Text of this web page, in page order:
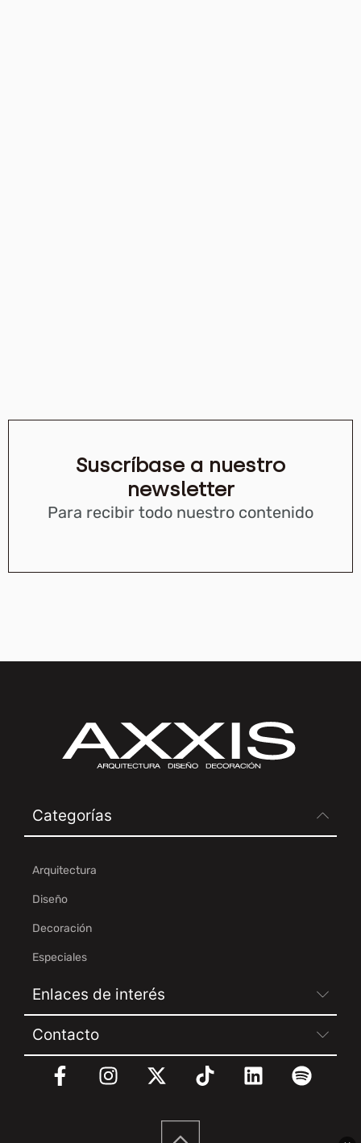
Suscríbase a nuestro
newsletter
Para recibir todo nuestro contenido
Categorías
Arquitectura
Diseño
Decoración
Especiales
Enlaces de interés
Contacto